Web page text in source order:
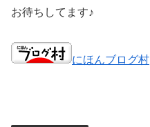
お待ちしてます♪
にほんブログ村